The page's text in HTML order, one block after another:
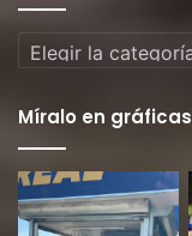
Categorías
Míralo en gráficas